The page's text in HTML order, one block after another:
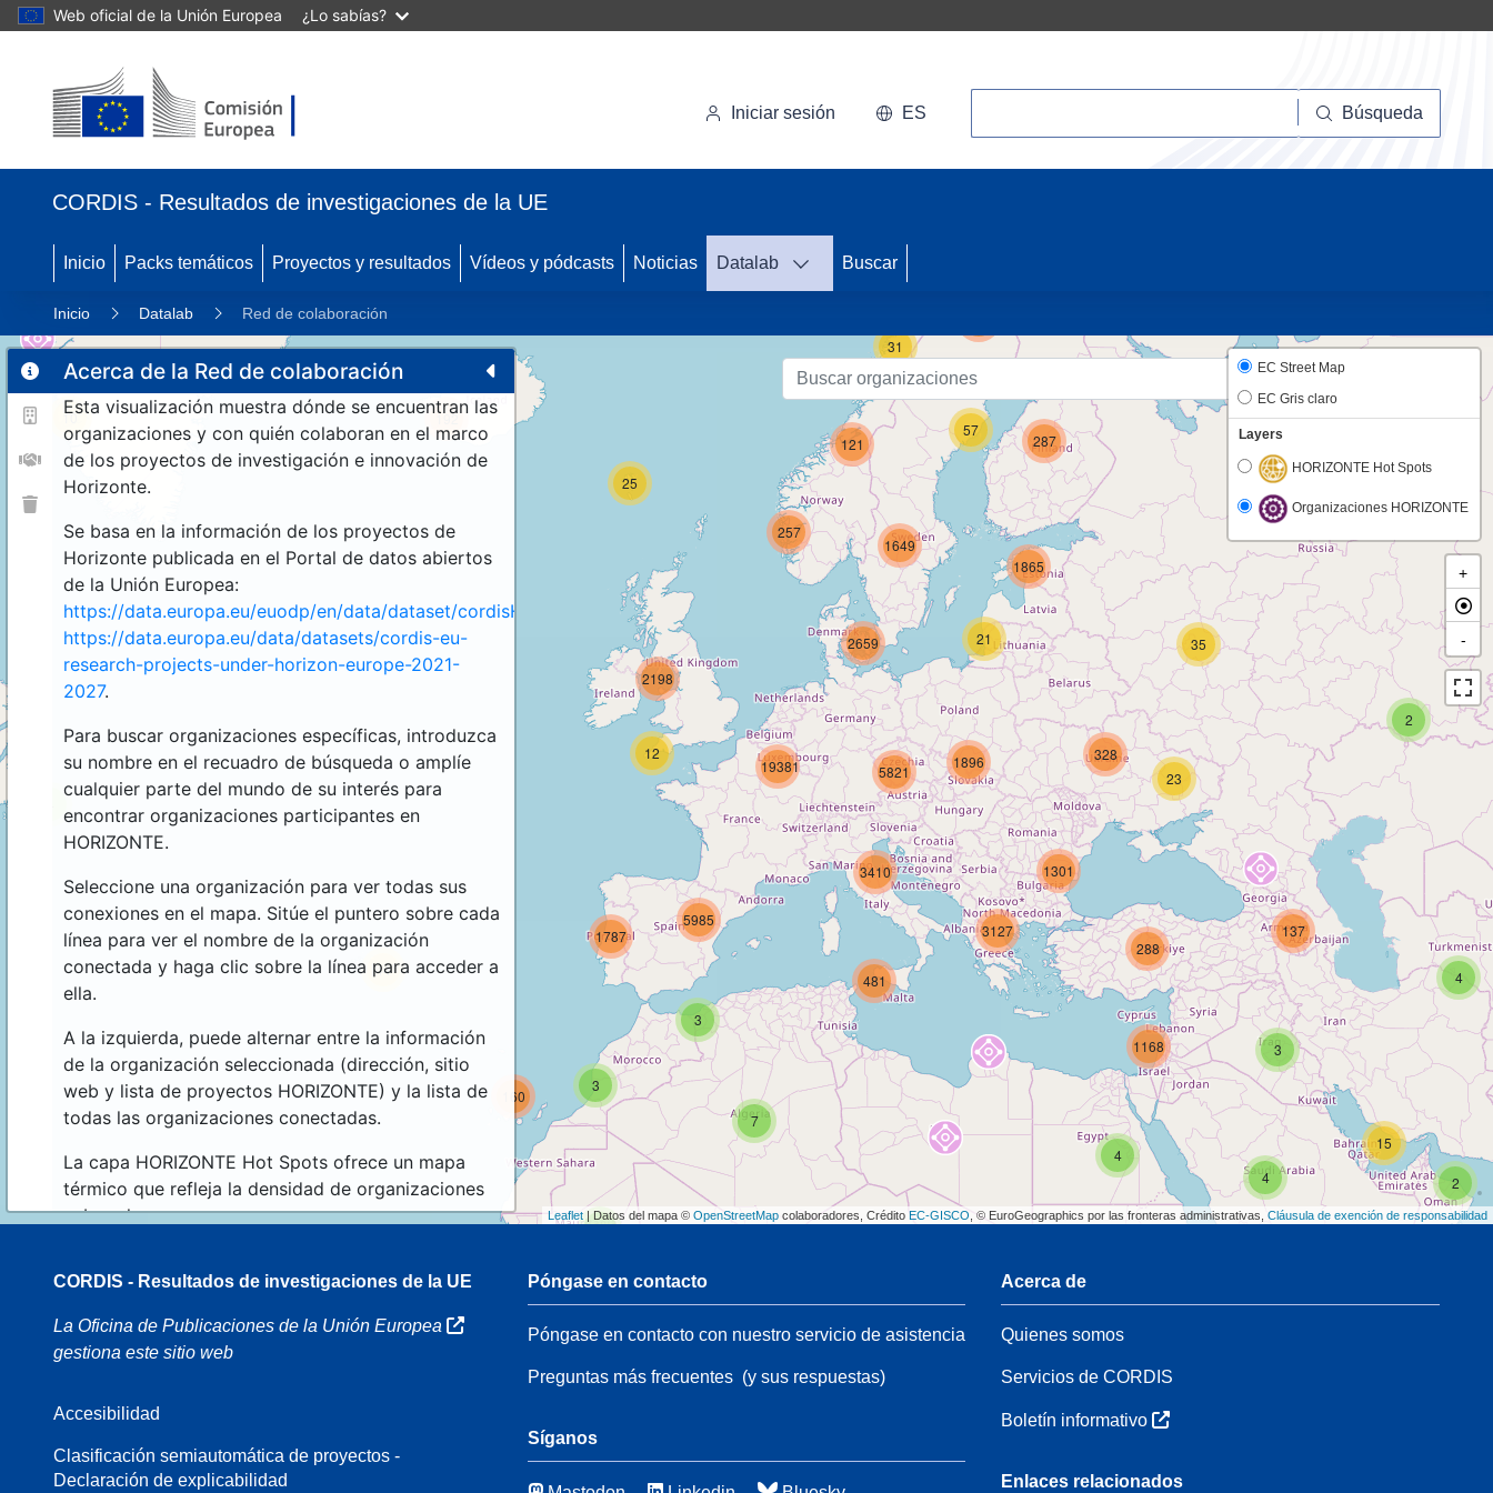
Web oficial de la Unión Europea ¿Lo sabías?
Iniciar sesión ES Búsqueda
CORDIS - Resultados de investigaciones de la UE
Inicio Packs temáticos Proyectos y resultados Vídeos y pódcasts Noticias Datalab Buscar
Inicio Datalab Red de colaboración
Acerca de la Red de colaboración
Esta visualización muestra dónde se encuentran las
organizaciones y con quién colaboran en el marco
de los proyectos de investigación e innovación de
Horizonte.
Se basa en la información de los proyectos de
Horizonte publicada en el Portal de datos abiertos
de la Unión Europea:
https://data.europa.eu/euodp/en/data/dataset/cordisH2020projects.
https://data.europa.eu/data/datasets/cordis-eu-
research-projects-under-horizon-europe-2021-
2027.
Para buscar organizaciones específicas, introduzca
su nombre en el recuadro de búsqueda o amplíe
cualquier parte del mundo de su interés para
encontrar organizaciones participantes en
HORIZONTE.
Seleccione una organización para ver todas sus
conexiones en el mapa. Sitúe el puntero sobre cada
línea para ver el nombre de la organización
conectada y haga clic sobre la línea para acceder a
ella.
A la izquierda, puede alternar entre la información
de la organización seleccionada (dirección, sitio
web y lista de proyectos HORIZONTE) y la lista de
todas las organizaciones conectadas.
La capa HORIZONTE Hot Spots ofrece un mapa
térmico que refleja la densidad de organizaciones
sobre el mapa.
2
16
2
108
2
4
15
137
2
10
3
7
3
44
160
31
57
287
23
35
328
3
4
4
288
1168
1301
3127
25
192
12
2198
21
121
257
1649
1865
1896
3410
2659
5821
481
1787
19381
5985
EC Street Map
EC Gris claro
Layers
HORIZONTE Hot Spots
Organizaciones HORIZONTE
+
-
Leaflet | Datos del mapa © OpenStreetMap colaboradores, Crédito EC-GISCO , © EuroGeographics por las fronteras administrativas, Cláusula de exención de responsabilidad
CORDIS - Resultados de investigaciones de la UE
La Oficina de Publicaciones de la Unión Europea
gestiona este sitio web
Accesibilidad
Clasificación semiautomática de proyectos -
Declaración de explicabilidad
Póngase en contacto
Póngase en contacto con nuestro servicio de asistencia
Preguntas más frecuentes(y sus respuestas)
Síganos
Acerca de
Quienes somos
Servicios de CORDIS
Boletín informativo
Enlaces relacionados